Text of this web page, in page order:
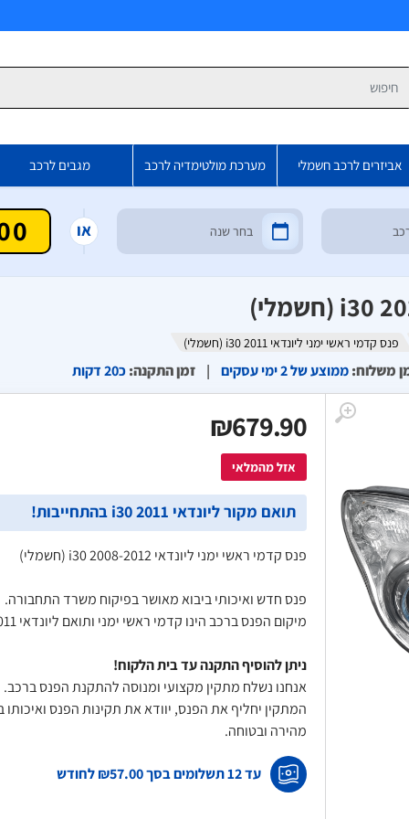
אביזרים לרכב חשמלי מערכת מולטימדיה לרכב מגבים לרכב
או
TurboCharge 3A – עוצמה
כפולה כולל כבל Type-C
בית הלקוח!
פנס קדמי ראשי ימני ליונדאי i30 2011 (חשמלי)
משלוח:ממוצע של 2 ימי עסקים זמן התקנה:כ20 דקות
₪679.90
אזל מהמלאי
תואם מקור ליונדאי i30 2011 בהתחייבות!
פנס קדמי ראשי ימני ליונדאי i30 2008-2012 (חשמלי)
פנס חדש ואיכותי ביבוא מאושר בפיקוח משרד התחבורה.
מיקום הפנס ברכב הינו קדמי ראשי ימני ותואם ליונדאי i30 2011 בהתחייבות מלאה!
ניתן להוסיף התקנה עד בית הלקוח!
אנחנו נשלח מתקין מקצועי ומנוסה להתקנת הפנס ברכב.
המתקין יחליף את הפנס, יוודא את תקינות הפנס
מהירה ובטוחה.
עד 12 תשלומים בסך ₪57.00לחודש